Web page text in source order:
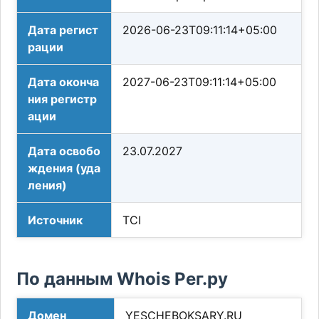
Дата регист
рации
2026-06-23T09:11:14+05:00
Дата оконча
ния регистр
ации
2027-06-23T09:11:14+05:00
Дата освобо
ждения (уда
ления)
23.07.2027
Источник TCI
По данным Whois Рег.ру
Домен YESCHEBOKSARY.RU